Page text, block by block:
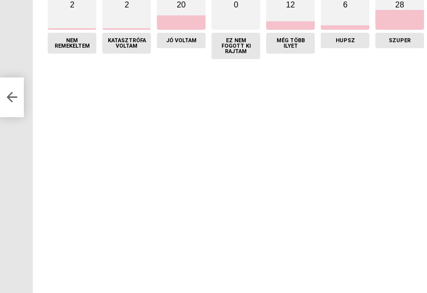
2
NEM
REMEKELTEM
2
KATASZTRÓFA
VOLTAM
20
JÓ VOLTAM
0
EZ NEM
FOGOTT KI
RAJTAM
12
MÉG TÖBB
ILYET
6
HUPSZ
28
SZUPER